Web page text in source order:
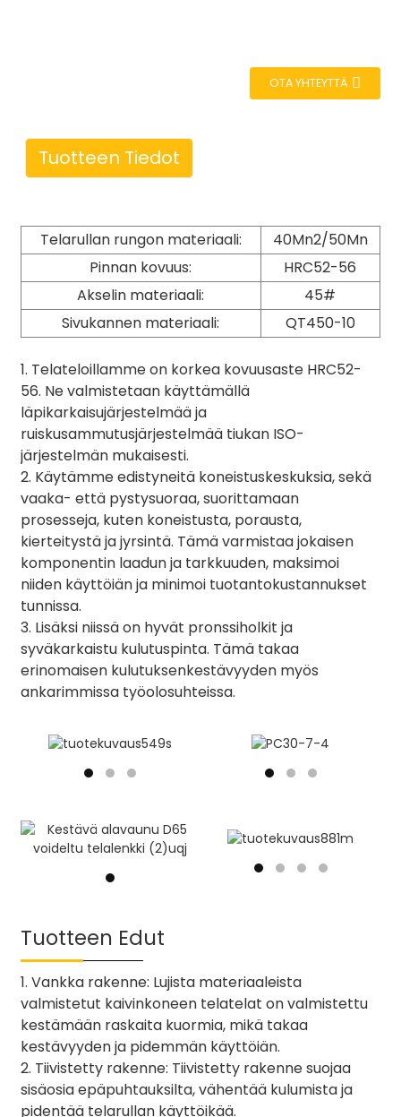
OTA YHTEYTTÄ
Tuotteen Tiedot
Telarullan rungon materiaali:
40Mn2/50Mn
Pinnan kovuus:
HRC52-56
Akselin materiaali:
45#
Sivukannen materiaali:
QT450-10
1. Telateloillamme on korkea kovuusaste HRC52-
56. Ne valmistetaan käyttämällä
läpikarkaisujärjestelmää ja
ruiskusammutusjärjestelmää tiukan ISO-
järjestelmän mukaisesti.
2. Käytämme edistyneitä koneistuskeskuksia, sekä
vaaka- että pystysuoraa, suorittamaan
prosesseja, kuten koneistusta, porausta,
kierteitystä ja jyrsintä. Tämä varmistaa jokaisen
komponentin laadun ja tarkkuuden, maksimoi
niiden käyttöiän ja minimoi tuotantokustannukset
tunnissa.
3. Lisäksi niissä on hyvät pronssiholkit ja
syväkarkaistu kulutuspinta. Tämä takaa
erinomaisen kulutuksenkestävyyden myös
ankarimmissa työolosuhteissa.
Tuotteen Edut
1. Vankka rakenne: Lujista materiaaleista
valmistetut kaivinkoneen telatelat on valmistettu
kestämään raskaita kuormia, mikä takaa
kestävyyden ja pidemmän käyttöiän.
2. Tiivistetty rakenne: Tiivistetty rakenne suojaa
sisäosia epäpuhtauksilta, vähentää kulumista ja
pidentää telarullan käyttöikää.